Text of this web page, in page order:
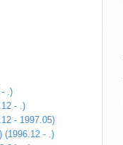
.)
- .)
- 1997.05)
(1996.12 - .)